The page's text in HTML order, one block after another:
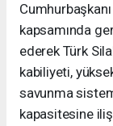
kapsamında
ederek Türk
kabiliyeti,
savunma
kapasitesine